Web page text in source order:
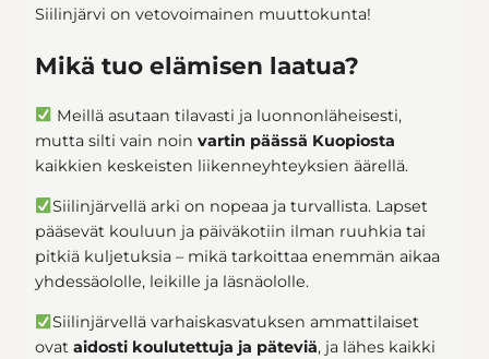
Siilinjärvi on vetovoimainen muuttokunta!
Mikä tuo elämisen laatua?
Meillä asutaan tilavasti ja luonnonläheisesti,
mutta silti vain noin vartin päässä Kuopiosta
kaikkien keskeisten liikenneyhteyksien äärellä.
Siilinjärvellä arki on nopeaa ja turvallista. Lapset
pääsevät kouluun ja päiväkotiin ilman ruuhkia tai
pitkiä kuljetuksia – mikä tarkoittaa enemmän aikaa
yhdessäololle, leikille ja läsnäololle.
Siilinjärvellä varhaiskasvatuksen ammattilaiset
ovat aidosti koulutettuja ja päteviä, ja lähes kaikki